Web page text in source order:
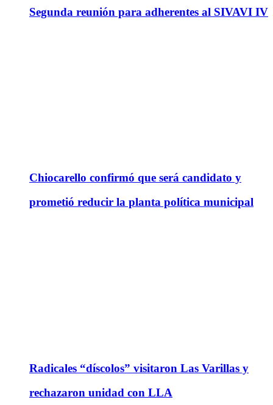
Segunda reunión para adherentes al SIVAVI IV
Chiocarello confirmó que será candidato y
prometió reducir la planta política municipal
Radicales “díscolos” visitaron Las Varillas y
rechazaron unidad con LLA